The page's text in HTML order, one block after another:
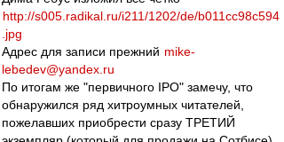
http://s005.radikal.ru/i211/1202/de/b011cc98c594
.jpg
Адрес для записи прежний mike-
lebedev@yandex.ru
По итогам же "первичного IPO" замечу, что
обнаружился ряд хитроумных читателей,
пожелавших приобрести сразу ТРЕТИЙ